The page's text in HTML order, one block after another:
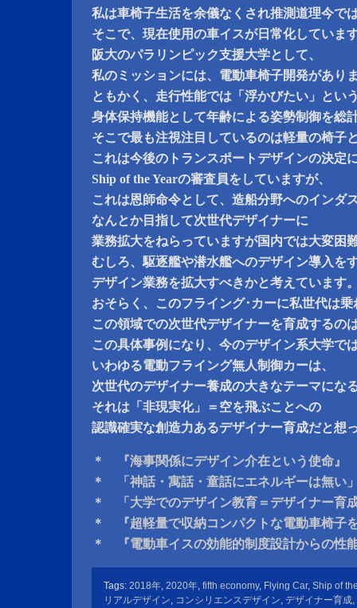
私は車椅子生活を余儀なくされ推測道理今で
そこで、現在使用の車イスが日常化していま
阪大のパラリンピック支援大学として、
私のミッションには、電動車椅子開発があり
ともかく、走行性能では「浮かびたい」とい
身体保持機能として年齢による姿勢制御を総
そこで最も注視注目しているのは軽量の椅子
これは今後のトランスポートデザインの決定
Ship of the Yearの審査員をしていますが、
これは恩師命令として、造船分野へのインダ
なんとか目指して次世代デザイナーに
業務拡大をねらっていますが国内では大変困
むしろ、駆逐艦や潜水艦へのデザイン導入を
デザイン業務を拡大すべきかと考えています
おそらく、このフライング･カーに私世代は
この領域での次世代デザイナーを育成するの
この具体事例になり、今のデザイン系大学で
いわゆる電動フライング無人制御カーは、
次世代のデザイナー養成の大きなテーマにな
それは「非現実化」＝空を飛ぶことへの
認識確実な創造力あるデザイナー育成だと想
＊ 『海事関係にデザイン介在という使命』
＊ 「神話・寓話・童話にエネルギーは無い
＊ 「大学でのデザイン教育＝デザイナー育
＊ 『超軽量で収納コンパクトな電動車椅子
＊ 『電動車イスの効能的制度設計からの性
Tags: 2018年, 2020年, fifth economy, Flying Car, Ship of
リアルデザイン, コンシリエンスデザイン, デザイナー育成,